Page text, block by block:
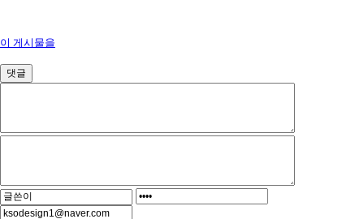
이 게시물을
댓글